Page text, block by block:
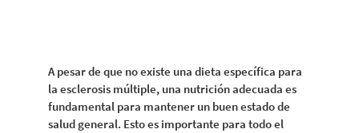
A pesar de que no existe una dieta específica para
la esclerosis múltiple, una nutrición adecuada es
fundamental para mantener un buen estado de
salud general. Esto es importante para todo el